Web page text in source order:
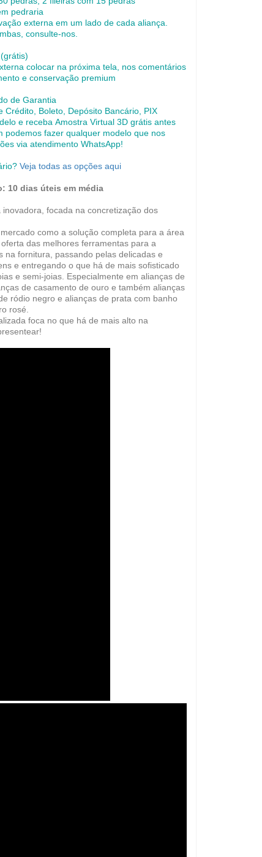
pedraria
externa em um lado de cada aliança.
consulte-nos.
colocar na próxima tela, nos comentários
e conservação premium
de Garantia
Crédito, Boleto, Depósito Bancário, PIX
e receba Amostra Virtual 3D grátis antes
podemos fazer qualquer modelo que nos
via atendimento WhatsApp!
Veja todas as opções aqui
10 dias úteis em média
focada na concretização dos
como a solução completa para a área
das melhores ferramentas para a
na fornitura, passando pelas delicadas e
e entregando o que há de mais sofisticado
e semi-joias. Especialmente em alianças de
de casamento de ouro e também alianças
ródio negro e alianças de prata com banho
rosé
foca no que há de mais alto na